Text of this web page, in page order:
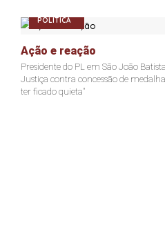
POLÍTICA
Ação e reação
Presidente do PL em São João
Justiça contra concessão de
ter ficado quieta"